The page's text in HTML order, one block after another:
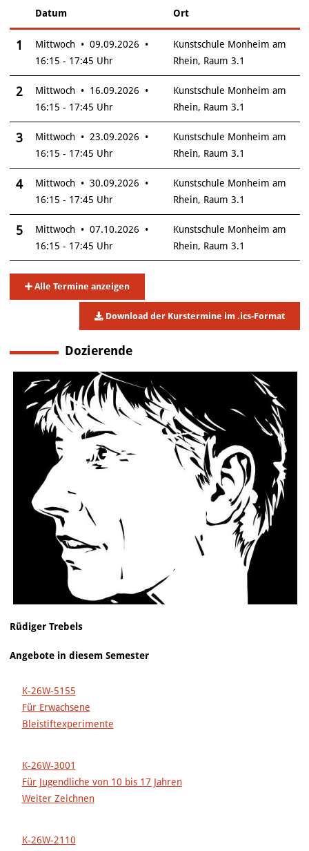
Insgesamt gibt es 12 Termine zum diesen Kurs
–
Datum Ort
1
Mittwoch • 09.09.2026 •
16:15 - 17:45 Uhr
Kunstschule Monheim am
Rhein, Raum 3.1
2
Mittwoch • 16.09.2026 •
16:15 - 17:45 Uhr
Kunstschule Monheim am
Rhein, Raum 3.1
3
Mittwoch • 23.09.2026 •
16:15 - 17:45 Uhr
Kunstschule Monheim am
Rhein, Raum 3.1
4
Mittwoch • 30.09.2026 •
16:15 - 17:45 Uhr
Kunstschule Monheim am
Rhein, Raum 3.1
5
Mittwoch • 07.10.2026 •
16:15 - 17:45 Uhr
Kunstschule Monheim am
Rhein, Raum 3.1
Alle Termine anzeigen
Download der Kurstermine im .ics-Format
Dozierende
Rüdiger Trebels
Angebote in diesem Semester
K-26W-5155
Für Erwachsene
Bleistiftexperimente
K-26W-3001
Für Jugendliche von 10 bis 17 Jahren
Weiter Zeichnen
K-26W-2110